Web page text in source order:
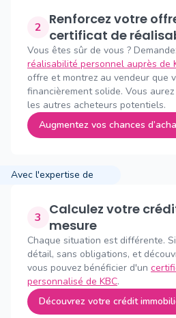
2 Renforcez votre offre avec un
certificat de
Vous êtes sûr de vous ?
réalisabilité personnel auprès de
offre et montrez au vendeur que
financièrement solide. Vous
les autres acheteurs potentiels.
Augmentez vos chances
Avec l'expertise de
3
Calculez votre crédit immobilier sur
mesure
Chaque situation est différente.
détail, sans obligations, et
vous pouvez bénéficier d'un
personnalisé de KBC.
Découvrez votre crédit